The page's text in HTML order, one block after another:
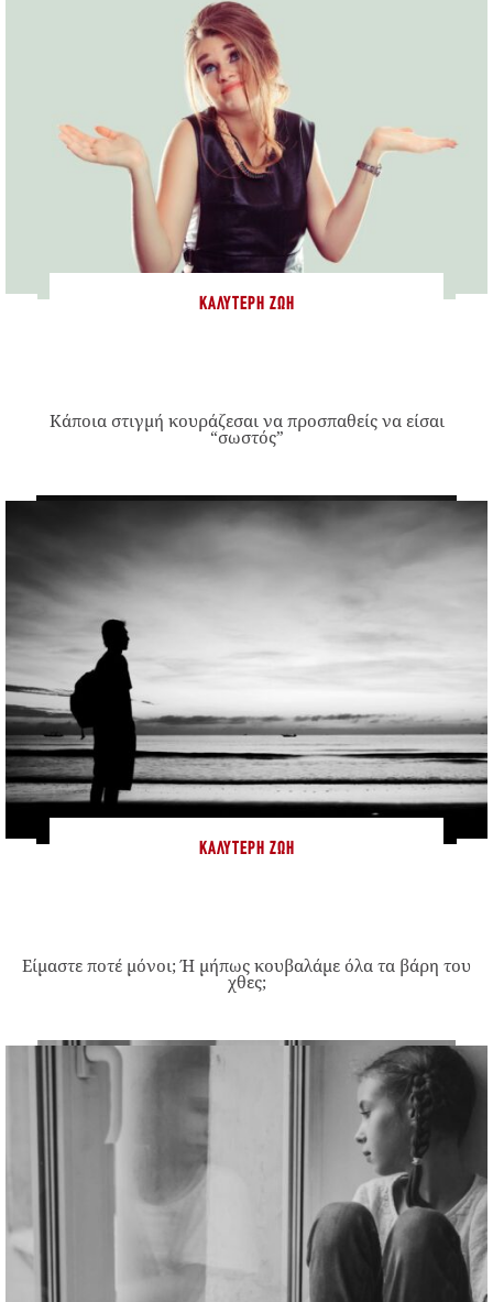
ΚΑΛΎΤΕΡΗ ΖΩΉ
Κάποια στιγμή κουράζεσαι να προσπαθείς να είσαι
“σωστός”
ΚΑΛΎΤΕΡΗ ΖΩΉ
Είμαστε ποτέ μόνοι; Ή μήπως κουβαλάμε όλα τα βάρη του
χθες;